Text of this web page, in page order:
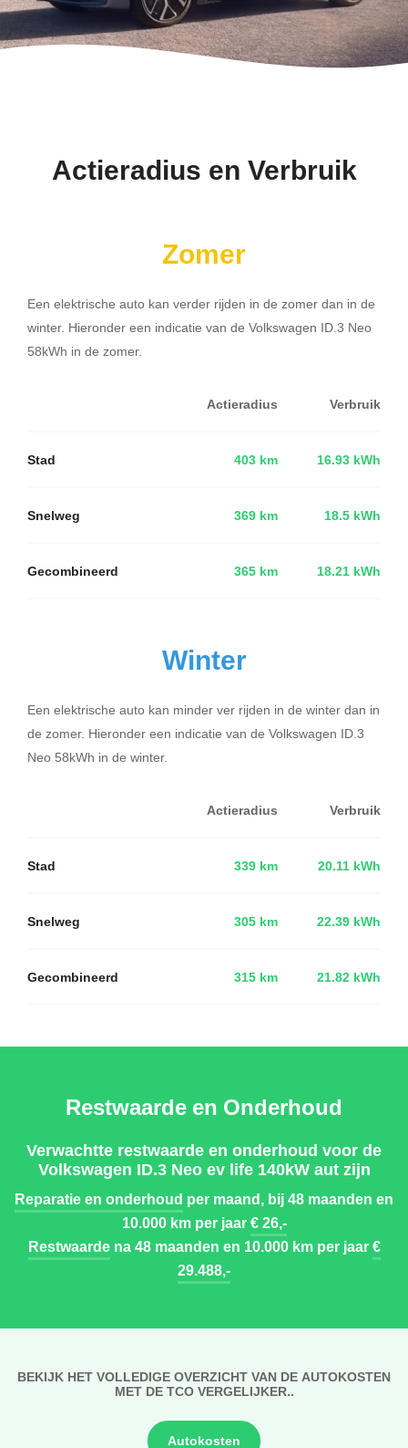
Actieradius en Verbruik
Zomer
Een elektrische auto kan verder rijden in de zomer dan in de
winter. Hieronder een indicatie van de Volkswagen ID.3 Neo
58kWh in de zomer.
Actieradius Verbruik
Stad 403 km 16.93 kWh
Snelweg 369 km 18.5 kWh
Gecombineerd 365 km 18.21 kWh
Winter
Een elektrische auto kan minder ver rijden in de winter dan in
de zomer. Hieronder een indicatie van de Volkswagen ID.3
Neo 58kWh in de winter.
Actieradius Verbruik
Stad 339 km 20.11 kWh
Snelweg 305 km 22.39 kWh
Gecombineerd 315 km 21.82 kWh
Restwaarde en Onderhoud
Verwachtte restwaarde en onderhoud voor de
Volkswagen ID.3 Neo ev life 140kW aut zijn
Reparatie en onderhoud per maand, bij 48 maanden en
10.000 km per jaar€ 26,-
Restwaardena 48 maanden en 10.000 km per jaar€
29.488,-
BEKIJK HET VOLLEDIGE OVERZICHT VAN DE AUTOKOSTEN
MET DE TCO VERGELIJKER..
Autokosten